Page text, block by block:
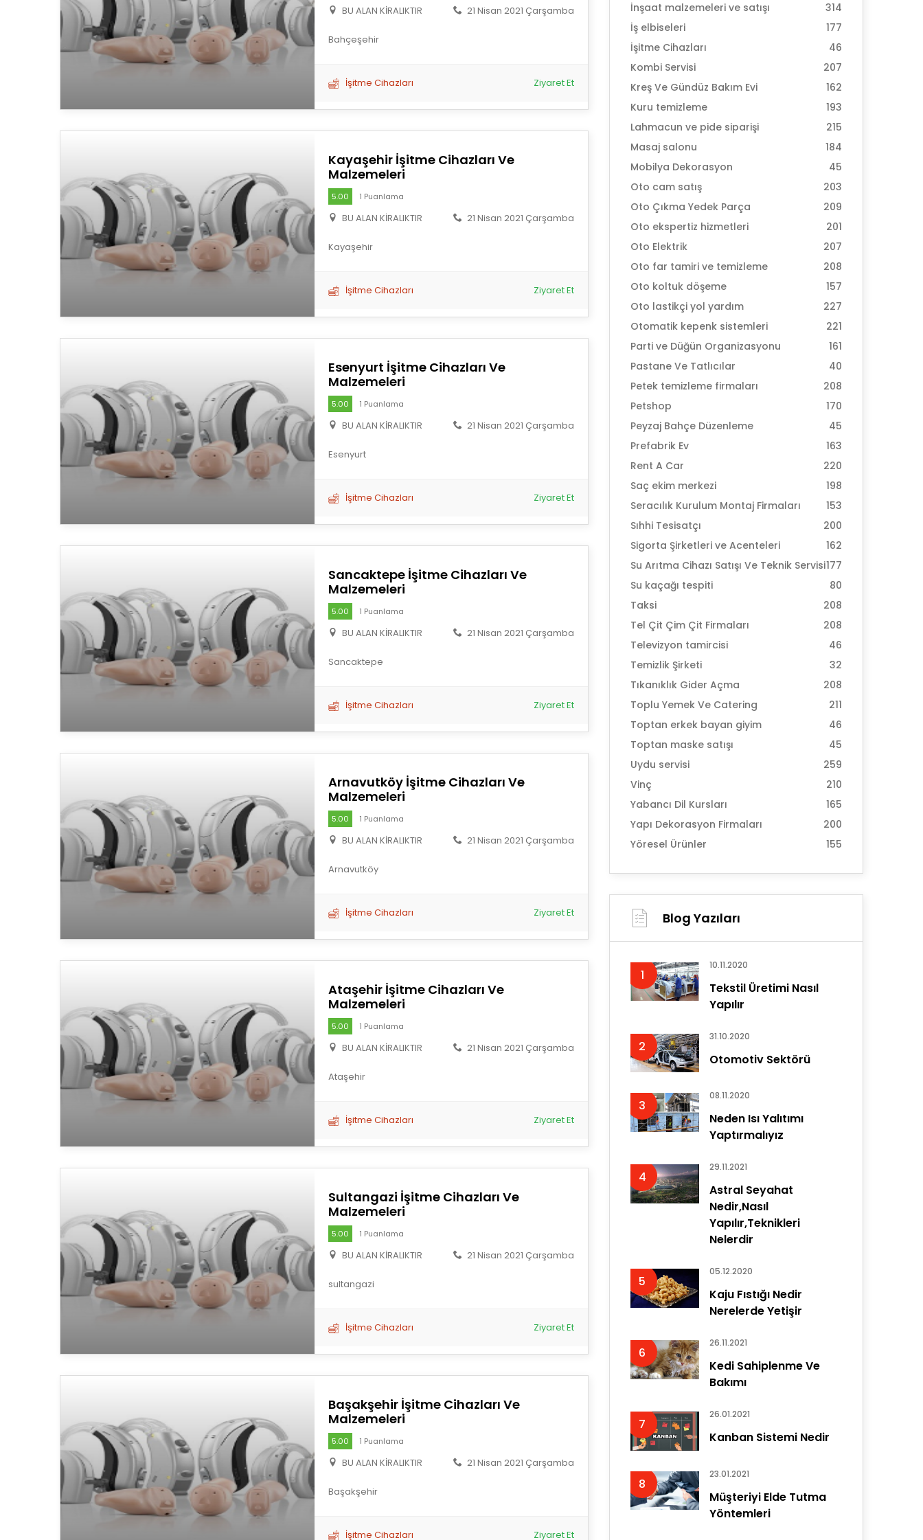
BU ALAN KİRALIKTIR 21 Nisan 2021 Çarşamba
Bahçeşehir
İşitme Cihazları Ziyaret Et
Kayaşehir İşitme Cihazları Ve
Malzemeleri
5.00 1 Puanlama
BU ALAN KİRALIKTIR 21 Nisan 2021 Çarşamba
Kayaşehir
İşitme Cihazları Ziyaret Et
Esenyurt İşitme Cihazları Ve
Malzemeleri
5.00 1 Puanlama
BU ALAN KİRALIKTIR 21 Nisan 2021 Çarşamba
Esenyurt
İşitme Cihazları Ziyaret Et
Sancaktepe İşitme Cihazları Ve
Malzemeleri
5.00 1 Puanlama
BU ALAN KİRALIKTIR 21 Nisan 2021 Çarşamba
Sancaktepe
İşitme Cihazları Ziyaret Et
Arnavutköy İşitme Cihazları Ve
Malzemeleri
5.00 1 Puanlama
BU ALAN KİRALIKTIR 21 Nisan 2021 Çarşamba
Arnavutköy
İşitme Cihazları Ziyaret Et
Ataşehir İşitme Cihazları Ve
Malzemeleri
5.00 1 Puanlama
BU ALAN KİRALIKTIR 21 Nisan 2021 Çarşamba
Ataşehir
İşitme Cihazları Ziyaret Et
Sultangazi İşitme Cihazları Ve
Malzemeleri
5.00 1 Puanlama
BU ALAN KİRALIKTIR 21 Nisan 2021 Çarşamba
sultangazi
İşitme Cihazları Ziyaret Et
Başakşehir İşitme Cihazları Ve
Malzemeleri
5.00 1 Puanlama
BU ALAN KİRALIKTIR 21 Nisan 2021 Çarşamba
Başakşehir
İşitme Cihazları Ziyaret Et
İnşaat malzemeleri ve satışı
314
İş elbiseleri
177
İşitme Cihazları
46
Kombi Servisi
207
Kreş Ve Gündüz Bakım Evi
162
Kuru temizleme
193
Lahmacun ve pide siparişi
215
Masaj salonu
184
Mobilya Dekorasyon
45
Oto cam satış
203
Oto Çıkma Yedek Parça
209
Oto ekspertiz hizmetleri
201
Oto Elektrik
207
Oto far tamiri ve temizleme
208
Oto koltuk döşeme
157
Oto lastikçi yol yardım
227
Otomatik kepenk sistemleri
221
Parti ve Düğün Organizasyonu
161
Pastane Ve Tatlıcılar
40
Petek temizleme firmaları
208
Petshop
170
Peyzaj Bahçe Düzenleme
45
Prefabrik Ev
163
Rent A Car
220
Saç ekim merkezi
198
Seracılık Kurulum Montaj Firmaları
153
Sıhhi Tesisatçı
200
Sigorta Şirketleri ve Acenteleri
162
Su Arıtma Cihazı Satışı Ve Teknik Servisi177
Su kaçağı tespiti
80
Taksi
208
Tel Çit Çim Çit Firmaları
208
Televizyon tamircisi
46
Temizlik Şirketi
32
Tıkanıklık Gider Açma
208
Toplu Yemek Ve Catering
211
Toptan erkek bayan giyim
46
Toptan maske satışı
45
Uydu servisi
259
Vinç
210
Yabancı Dil Kursları
165
Yapı Dekorasyon Firmaları
200
Yöresel Ürünler
155
Blog Yazıları
1
10.11.2020
Tekstil Üretimi Nasıl
Yapılır
2
31.10.2020
Otomotiv Sektörü
3
08.11.2020
Neden Isı Yalıtımı
Yaptırmalıyız
4
29.11.2021
Astral Seyahat
Nedir,Nasıl
Yapılır,Teknikleri
Nelerdir
5
05.12.2020
Kaju Fıstığı Nedir
Nerelerde Yetişir
6
26.11.2021
Kedi Sahiplenme Ve
Bakımı
7
26.01.2021
Kanban Sistemi Nedir
8
23.01.2021
Müşteriyi Elde Tutma
Yöntemleri